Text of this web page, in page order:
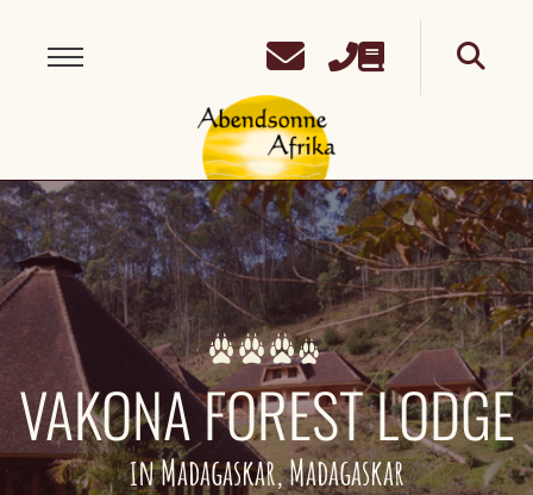
VAKONA FOREST LODGE
in Madagaskar, Madagaskar